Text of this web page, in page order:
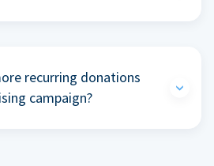
recurring donations
campaign?